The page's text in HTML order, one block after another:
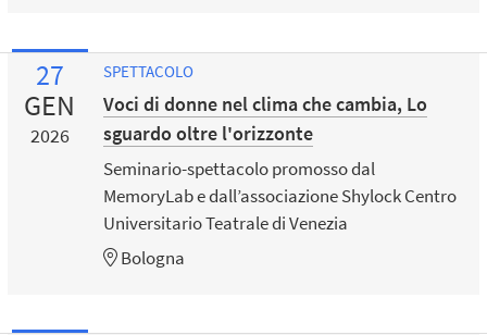
27
GEN
2026
SPETTACOLO
Voci di donne nel clima che cambia, Lo
sguardo oltre l'orizzonte
Seminario-spettacolo promosso dal
MemoryLab e dall’associazione Shylock Centro
Universitario Teatrale di Venezia
Bologna